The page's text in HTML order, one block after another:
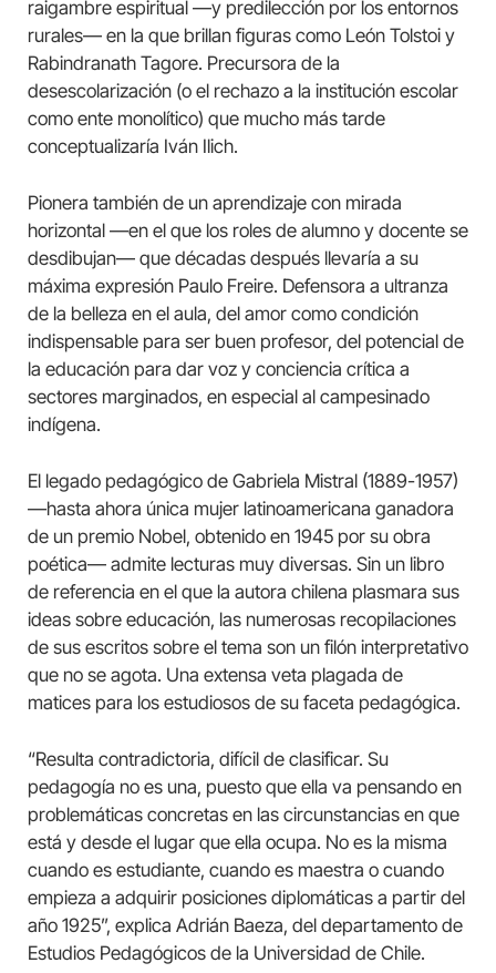
raigambre espiritual —y predilección por los entornos
rurales— en la que brillan figuras como León Tolstoi y
Rabindranath Tagore. Precursora de la
desescolarización (o el rechazo a la institución escolar
como ente monolítico) que mucho más tarde
conceptualizaría Iván Ilich.
Pionera también de un aprendizaje con mirada
horizontal —en el que los roles de alumno y docente se
desdibujan— que décadas después llevaría a su
máxima expresión Paulo Freire. Defensora a ultranza
de la belleza en el aula, del amor como condición
indispensable para ser buen profesor, del potencial de
la educación para dar voz y conciencia crítica a
sectores marginados, en especial al campesinado
indígena.
El legado pedagógico de Gabriela Mistral (1889-1957)
—hasta ahora única mujer latinoamericana ganadora
de un premio Nobel, obtenido en 1945 por su obra
poética— admite lecturas muy diversas. Sin un libro
de referencia en el que la autora chilena plasmara sus
ideas sobre educación, las numerosas recopilaciones
de sus escritos sobre el tema son un filón interpretativo
que no se agota. Una extensa veta plagada de
matices para los estudiosos de su faceta pedagógica.
“Resulta contradictoria, difícil de clasificar. Su
pedagogía no es una, puesto que ella va pensando en
problemáticas concretas en las circunstancias en que
está y desde el lugar que ella ocupa. No es la misma
cuando es estudiante, cuando es maestra o cuando
empieza a adquirir posiciones diplomáticas a partir del
año 1925”, explica Adrián Baeza, del departamento de
Estudios Pedagógicos de la Universidad de Chile.